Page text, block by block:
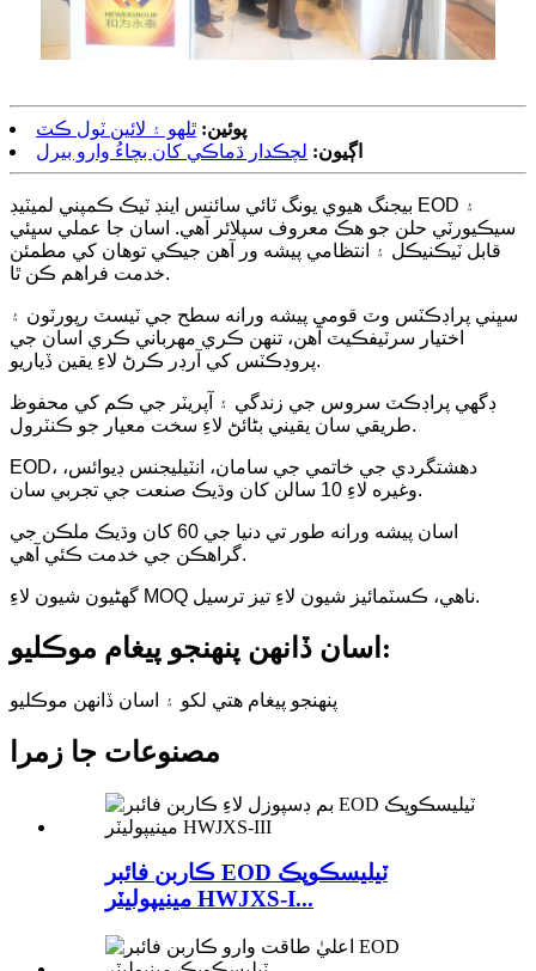
پوئين: ٿلهو ۽ لائين ٽول ڪٽ
اڳيون: لچڪدار ڌماڪي کان بچاءُ وارو بيرل
بيجنگ هيوي يونگ ٽائي سائنس اينڊ ٽيڪ ڪمپني لميٽيڊ EOD ۽
سيڪيورٽي حلن جو هڪ معروف سپلائر آهي. اسان جا عملي سڀئي
قابل ٽيڪنيڪل ۽ انتظامي پيشه ور آهن جيڪي توهان کي مطمئن
خدمت فراهم ڪن ٿا.
سڀني پراڊڪٽس وٽ قومي پيشه ورانه سطح جي ٽيسٽ رپورٽون ۽
اختيار سرٽيفڪيٽ آهن، تنهن ڪري مهرباني ڪري اسان جي
پروڊڪٽس کي آرڊر ڪرڻ لاءِ يقين ڏياريو.
ڊگھي پراڊڪٽ سروس جي زندگي ۽ آپريٽر جي ڪم کي محفوظ
طريقي سان يقيني بڻائڻ لاءِ سخت معيار جو ڪنٽرول.
EOD، دهشتگردي جي خاتمي جي سامان، انٽيليجنس ڊيوائس،
وغيره لاءِ 10 سالن کان وڌيڪ صنعت جي تجربي سان.
اسان پيشه ورانه طور تي دنيا جي 60 کان وڌيڪ ملڪن جي
گراهڪن جي خدمت ڪئي آهي.
گهڻيون شيون لاءِ MOQ ناهي، ڪسٽمائيز شيون لاءِ تيز ترسيل.
اسان ڏانهن پنهنجو پيغام موڪليو:
پنهنجو پيغام هتي لکو ۽ اسان ڏانهن موڪليو
مصنوعات جا زمرا
ڪاربن فائبر EOD ٽيليسڪوپڪ
مينيپوليٽر HWJXS-I...